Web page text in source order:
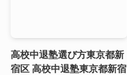
高校中退塾選び方東京都新
宿区 高校中退塾東京都新宿